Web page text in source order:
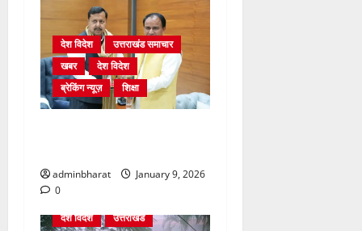
देश विदेश
उत्तराखंड समाचार
खबर
देश विदेश
ब्रेकिंग न्यूज़
शिक्षा
adminbharat
January 9, 2026
0
देश विदेश
उत्तराखंड